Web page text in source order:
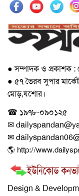
● সম্পাদক ও প্রকাশক :
● ৫৭ ভৈরব সুপার
মোড়,যশোর।
☎ ১৯৭৮-০৯০১২৫
✉
✉
🌎 http://
Design &